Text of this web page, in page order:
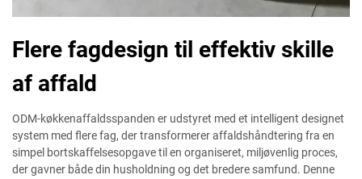
Flere fagdesign til effektiv skille
af affald
ODM-køkkenaffaldsspanden er udstyret med et intelligent designet
system med flere fag, der transformerer affaldshåndtering fra en
simpel bortskaffelsesopgave til en organiseret, miljøvenlig proces,
der gavner både din husholdning og det bredere samfund. Denne